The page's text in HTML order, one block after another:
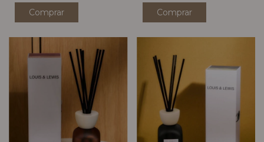
Comprar Comprar